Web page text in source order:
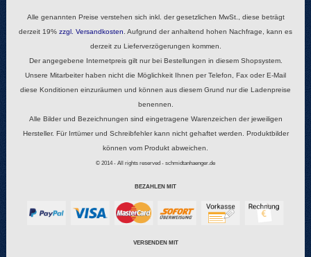
Alle genannten Preise verstehen sich inkl. der gesetzlichen MwSt., diese beträgt
derzeit 19% zzgl. Versandkosten . Aufgrund der anhaltend hohen Nachfrage, kann es
derzeit zu Lieferverzögerungen kommen.
Der angegebene Internetpreis gilt nur bei Bestellungen in diesem Shopsystem.
Unsere Mitarbeiter haben nicht die Möglichkeit Ihnen per Telefon, Fax oder E-Mail
diese Konditionen einzuräumen und können aus diesem Grund nur die Ladenpreise
benennen.
Alle Bilder und Bezeichnungen sind eingetragene Warenzeichen der jeweiligen
Hersteller. Für Irrtümer und Schreibfehler kann nicht gehaftet werden. Produktbilder
können vom Produkt abweichen.
© 2014 - All rights reserved - schmidtanhaenger.de
BEZAHLEN MIT
VERSENDEN MIT